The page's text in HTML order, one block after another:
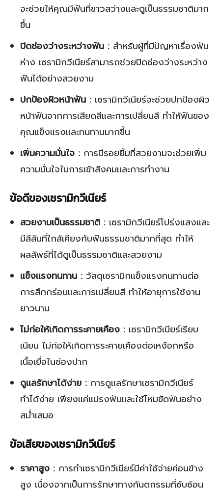
จะช่วยให้คุณมีฟันที่ขาวสว่างและดูเป็นธรรมชาติมาก
ขึ้น
ปิดช่องว่างระหว่างฟัน : สำหรับผู้ที่มีปัญหาเรื่องฟัน
ห่าง เซรามิกวีเนียร์สามารถช่วยปิดช่องว่างระหว่าง
ฟันได้อย่างสวยงาม
ปกป้องผิวหน้าฟัน : เซรามิกวีเนียร์จะช่วยปกป้องผิว
หน้าฟันจากการเสียดสีและการเปลี่ยนสี ทำให้ฟันของ
คุณแข็งแรงและทนทานมากขึ้น
เพิ่มความมั่นใจ : การมีรอยยิ้มที่สวยงามจะช่วยเพิ่ม
ความมั่นใจในการเข้าสังคมและการทำงาน
ข้อดีของเซรามิกวีเนียร์
สวยงามเป็นธรรมชาติ : เซรามิกวีเนียร์โปร่งแสงและ
มีสีสันที่ใกล้เคียงกับฟันธรรมชาติมากที่สุด ทำให้
ผลลัพธ์ที่ได้ดูเป็นธรรมชาติและสวยงาม
แข็งแรงทนทาน : วัสดุเซรามิกแข็งแรงทนทานต่อ
การสึกกร่อนและการเปลี่ยนสี ทำให้อายุการใช้งาน
ยาวนาน
ไม่ก่อให้เกิดการระคายเคือง : เซรามิกวีเนียร์เรียบ
เนียน ไม่ก่อให้เกิดการระคายเคืองต่อเหงือกหรือ
เนื้อเยื่อในช่องปาก
ดูแลรักษาได้ง่าย : การดูแลรักษาเซรามิกวีเนียร์
ทำได้ง่าย เพียงแค่แปรงฟันและใช้ไหมขัดฟันอย่าง
สม่ำเสมอ
ข้อเสียของเซรามิกวีเนียร์
ราคาสูง : การทำเซรามิกวีเนียร์มีค่าใช้จ่ายค่อนข้าง
สูง เนื่องจากเป็นการรักษาทางทันตกรรมที่ซับซ้อน